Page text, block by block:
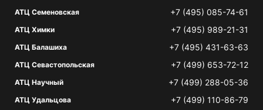
АТЦ Семеновская +7 (495) 085-74-61
АТЦ Химки +7 (495) 989-21-31
АТЦ Балашиха +7 (495) 431-63-63
АТЦ Севастопольская +7 (499) 653-72-12
АТЦ Научный +7 (499) 288-05-36
АТЦ Удальцова +7 (499) 110-86-79